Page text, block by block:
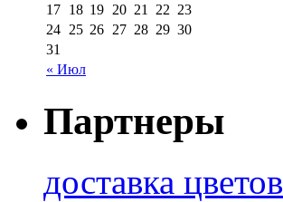
« Июл
17 18 19 20 21 22 23
24 25 26 27 28 29 30
31
Партнеры
доставка цветов